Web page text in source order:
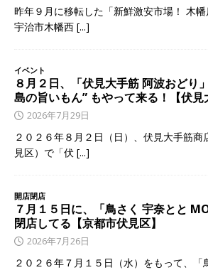
昨年９月に移転した「新鮮激安市場！ 木
宇治市木幡西 [...]
イベント
８月２日、「伏見大手筋 阿波おどり
島の旨いもん” もやって来る！【伏見
2026年7月29日
２０２６年８月２日（日）、伏見大手筋
見区）で「伏 [...]
開店閉店
７月１５日に、「鳥さく 宇奈とと
閉店してる【京都市伏見区】
2026年7月26日
２０２６年７月１５日（水）をもって、「